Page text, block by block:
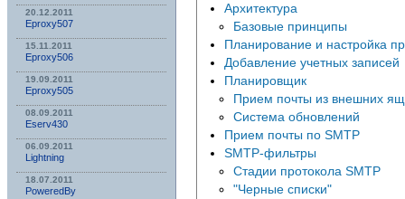
20.12.2011
Eproxy507
15.11.2011
Eproxy506
19.09.2011
Eproxy505
08.09.2011
Eserv430
06.09.2011
Lightning
18.07.2011
PoweredBy
Архитектура
Базовые принципы
Планирование и настройка
Добавление учетных записей
Планировщик
Прием почты из внешних
Система обновлений
Прием почты по SMTP
SMTP-фильтры
Стадии протокола SMTP
"Черные списки"